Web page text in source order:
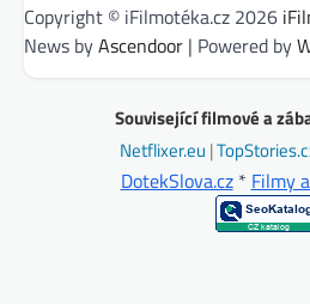
Copyright © iFilmotéka.cz 2026
News byAscendoor | Powered by
Související filmové a
Netflixer.eu |
DotekSlova.cz* Filmy